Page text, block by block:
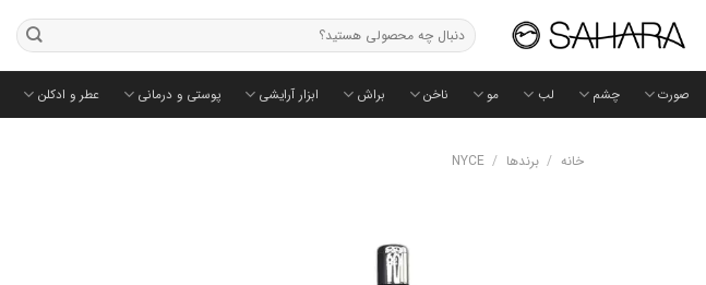
جستجو
برای:
صورت چشم لب مو ناخن براش ابزار آرایشی پوستی و درمانی عطر و ادکلن
خانه / برندها /
NYCE